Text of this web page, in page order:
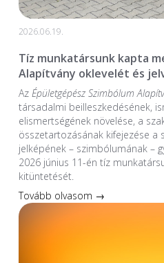
2026.06.19.
Tíz munkatársunk kapta
Alapítvány oklevelét és
Az Épületgépész Szimbólum
társadalmi beilleszkedésének,
elismertségének növelése, a
összetartozásának kifejezése a
jelképének – szimbólumának –
2026 június 11-én tíz
kitüntetését.
Tovább olvasom →